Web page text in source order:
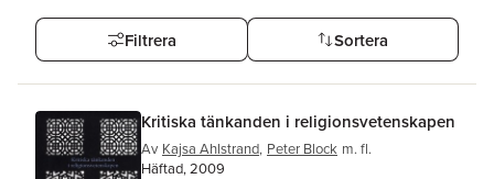
Filtrera Sortera
Kritiska tänkanden i religionsvetenskapen
Av Kajsa Ahlstrand, Peter Block m. fl.
Häftad, 2009